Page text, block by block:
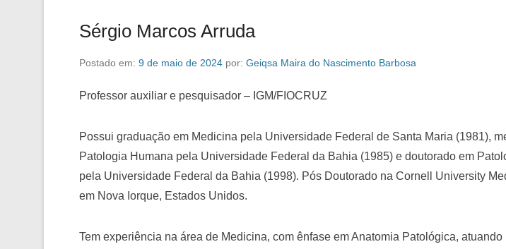
Sérgio Marcos Arruda
Postado em: 9 de maio de 2024 por: Geiqsa Maira do Nascimento Barbosa
Professor auxiliar e pesquisador – IGM/FIOCRUZ
Possui graduação em Medicina pela Universidade Federal de Santa Maria (1981),
Patologia Humana pela Universidade Federal da Bahia (1985) e doutorado em
pela Universidade Federal da Bahia (1998). Pós Doutorado na Cornell University
em Nova Iorque, Estados Unidos.
Tem experiência na área de Medicina, com ênfase em Anatomia Patológica, atuando